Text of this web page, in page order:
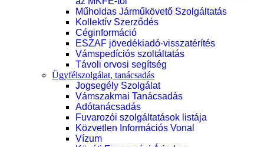
Műholdas Járműkövető Szolgáltatás
Kollektív Szerződés
Céginformáció
ESZAF jövedékiadó-visszatérítés
Vámspedíciós szoltáltatás
Távoli orvosi segítség
Ügyfélszolgálat, tanácsadás
Jogsegély Szolgálat
Vámszakmai Tanácsadás
Adótanácsadás
Fuvarozói szolgáltatások listája
Közvetlen Információs Vonal
Vízum